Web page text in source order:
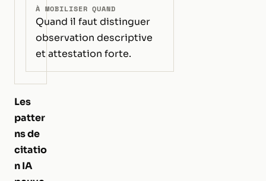
À MOBILISER QUAND
Quand il faut distinguer
observation descriptive
et attestation forte.
Les
patter
ns de
citatio
n IA